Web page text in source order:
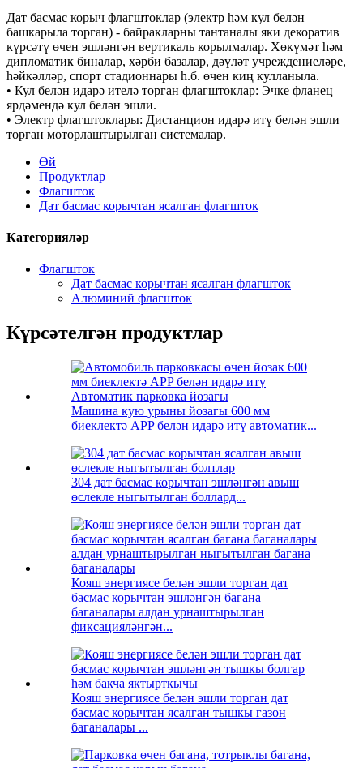
Дат басмас корыч флагштоклар (электр һәм кул белән
башкарыла торган) - байракларны тантаналы яки декоратив
күрсәтү өчен эшләнгән вертикаль корылмалар. Хөкүмәт һәм
дипломатик биналар, хәрби базалар, дәүләт учреждениеләре,
һәйкәлләр, спорт стадионнары һ.б. өчен киң кулланыла.
• Кул белән идарә ителә торган флагштоклар: Эчке фланец
ярдәмендә кул белән эшли.
• Электр флагштоклары: Дистанцион идарә итү белән эшли
торган моторлаштырылган системалар.
Өй
Продуктлар
Флагшток
Дат басмас корычтан ясалган флагшток
Категорияләр
Флагшток
Дат басмас корычтан ясалган флагшток
Алюминий флагшток
Күрсәтелгән продуктлар
Машина кую урыны йозагы 600 мм
биеклектә APP белән идарә итү автоматик...
304 дат басмас корычтан эшләнгән авыш
өслекле ныгытылган боллард...
Кояш энергиясе белән эшли торган дат
басмас корычтан эшләнгән багана
баганалары алдан урнаштырылган
фиксацияләнгән...
Кояш энергиясе белән эшли торган дат
басмас корычтан ясалган тышкы газон
баганалары ...